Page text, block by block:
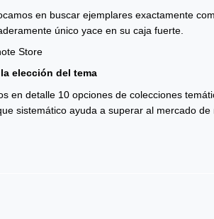
en buscar ejemplares exactamente
único yace en su caja fuerte.
Store
elección del tema
en detalle 10 opciones de colecciones
sistemático ayuda a superar al mercado de